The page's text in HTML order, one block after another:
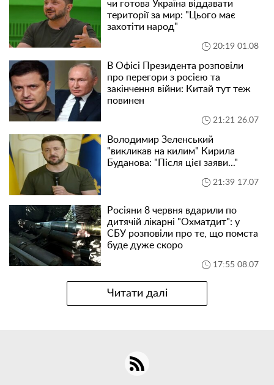
чи готова Україна віддавати
території за мир: "Цього має
захотіти народ"
20:19 01.08
В Офісі Президента розповіли
про перегори з росією та
закінчення війни: Китай тут теж
повинен
21:21 26.07
Володимир Зеленський
"викликав на килим" Кирила
Буданова: "Після цієї заяви..."
21:39 17.07
Росіяни 8 червня вдарили по
дитячій лікарні "Охматдит": у
СБУ розповіли про те, що помста
буде дуже скоро
17:55 08.07
Читати далі